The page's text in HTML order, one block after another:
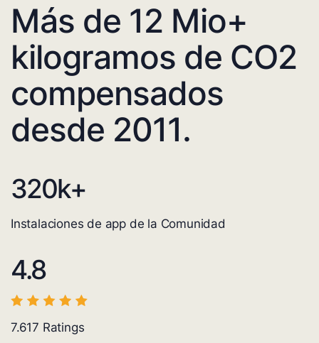
Más de 12 Mio+
kilogramos de CO2
compensados
desde 2011.
320k+
Instalaciones de app de la Comunidad
4.8
7.617 Ratings